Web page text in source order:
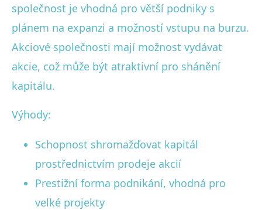
společnost je vhodná pro větší podniky s
plánem na expanzi a možností vstupu na burzu.
Akciové společnosti mají možnost vydávat
akcie, což může být atraktivní pro shánění
kapitálu.
Výhody:
Schopnost shromažďovat kapitál
prostřednictvím prodeje akcií
Prestižní forma podnikání, vhodná pro
velké projekty